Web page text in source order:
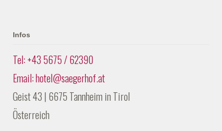
Infos
Tel: +43 5675 / 62390
Email: hotel@saegerhof.at
Geist 43 | 6675 Tannheim in Tirol
Österreich